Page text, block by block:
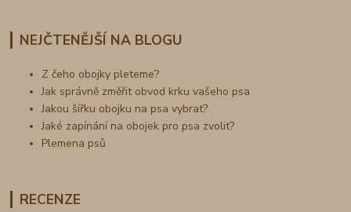
NEJČTENĚJŠÍ NA BLOGU
Z čeho obojky pleteme?
Jak správně změřit obvod krku vašeho psa
Jakou šířku obojku na psa vybrat?
Jaké zapínání na obojek pro psa zvolit?
Plemena psů
RECENZE